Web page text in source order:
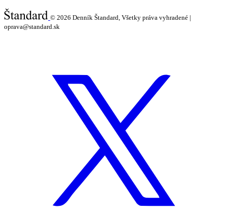
© 2026 Denník Štandard, Všetky práva vyhradené |
oprava@standard.sk